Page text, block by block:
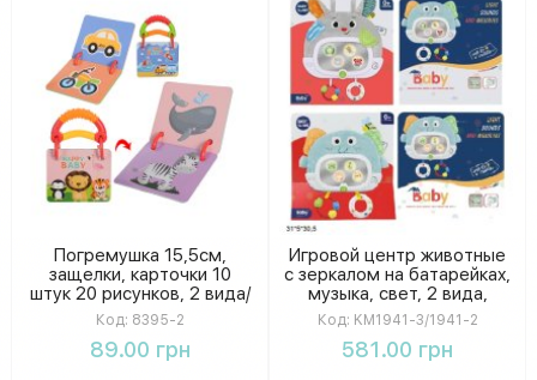
Погремушка 15,5см,
защелки, карточки 10
штук 20 рисунков, 2 вида/
цвета пакет 15-23-3,5 см
8395-2
Код: 8395-2
89.00 грн
Игровой центр животные
с зеркалом на батарейках,
музыка, свет, 2 вида,
коробка 31*5*30,5 см
KM1941-3/1941-2
Код: KM1941-3/1941-2
581.00 грн